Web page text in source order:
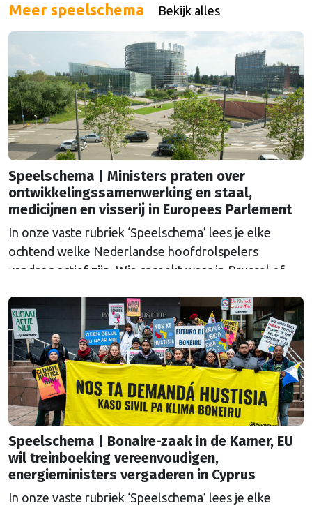
Meer speelschema Bekijk alles
Speelschema | Ministers praten over
ontwikkelingssamenwerking en staal,
medicijnen en visserij in Europees Parlement
In onze vaste rubriek ‘Speelschema’ lees je elke
ochtend welke Nederlandse hoofdrolspelers
vandaag actief zijn. Wie spreekt waar in Brussel of
agenda?
Speelschema | Bonaire-zaak in de Kamer, EU
wil treinboeking vereenvoudigen,
energieministers vergaderen in Cyprus
In onze vaste rubriek ‘Speelschema’ lees je elke